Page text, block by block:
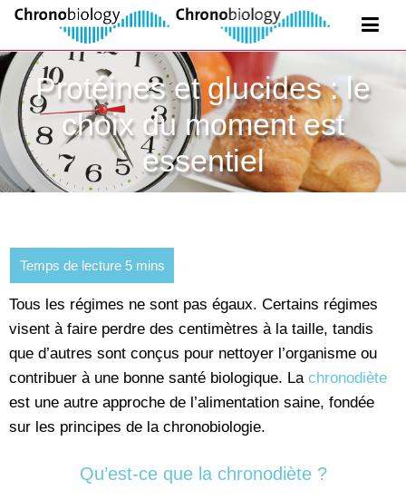
Protéines et glucides : le
choix du moment est
essentiel
Tous les régimes ne sont pas égaux. Certains régimes
visent à faire perdre des centimètres à la taille, tandis
que d’autres sont conçus pour nettoyer l’organisme ou
contribuer à une bonne santé biologique. La chronodiète
est une autre approche de l’alimentation saine, fondée
sur les principes de la chronobiologie.
Qu’est-ce que la chronodiète ?